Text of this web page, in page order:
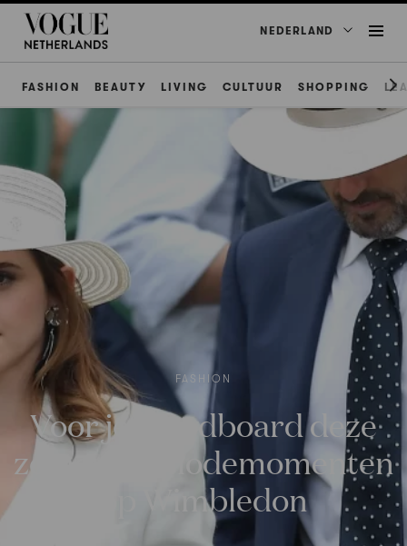
NEDERLAND
FASHION BEAUTY LIVING CULTUUR SHOPPING
FASHION
Voor je moodboard deze
zomer: 10 modemomenten
op Wimbledon